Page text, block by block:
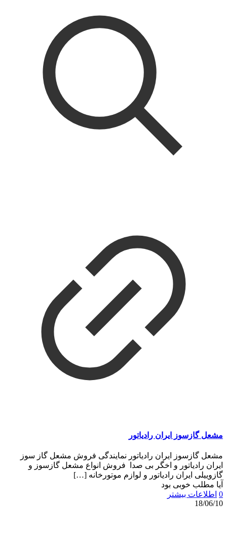
مشعل گازسوز ایران رادیاتور
مشعل گازسوز ایران رادیاتور نمایندگی فروش مشعل گاز سوز
ایران رادیاتور و اخگر بی صدا فروش انواع مشعل گازسوز و
گازوییلی ایران رادیاتور و لوازم موتورخانه […]
آیا مطلب خوبی بود
0 اطلاعات بیشتر
18/06/10